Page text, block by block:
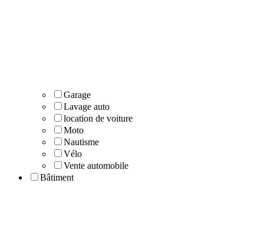
Garage
Lavage auto
location de voiture
Moto
Nautisme
Vélo
Vente automobile
Bâtiment